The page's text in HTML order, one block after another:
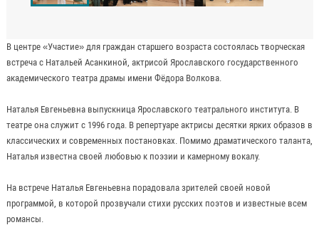
В центре «Участие» для граждан старшего возраста состоялась творческая
встреча с Натальей Асанкиной, актрисой Ярославского государственного
академического театра драмы имени Фёдора Волкова.
Наталья Евгеньевна выпускница Ярославского театрального института. В
театре она служит с 1996 года. В репертуаре актрисы десятки ярких образов в
классических и современных постановках. Помимо драматического таланта,
Наталья известна своей любовью к поэзии и камерному вокалу.
На встрече Наталья Евгеньевна порадовала зрителей своей новой
программой, в которой прозвучали стихи русских поэтов и известные всем
романсы.